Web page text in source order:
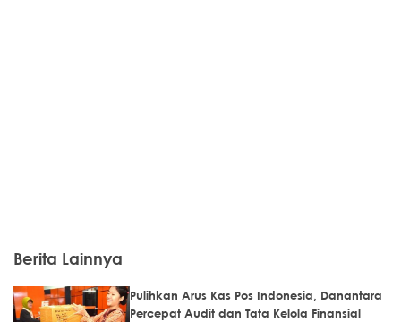
Berita Lainnya
Pulihkan Arus Kas Pos Indonesia, Danantara
Percepat Audit dan Tata Kelola Finansial